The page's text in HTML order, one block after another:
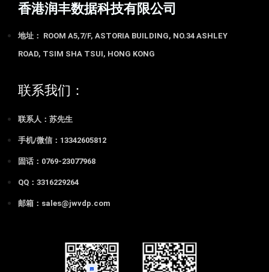
香港润丰数据科技有限公司
地址： ROOM A5,7/F, ASTORIA BUILDING, NO.34 ASHLEY
ROAD, TSIM SHA TSUI, HONG KONG
联系我们：
联系人：苏先生
手机/微信：13342605812
固话：0769-23077968
QQ：3316229264
邮箱：sales@jwvdp.com